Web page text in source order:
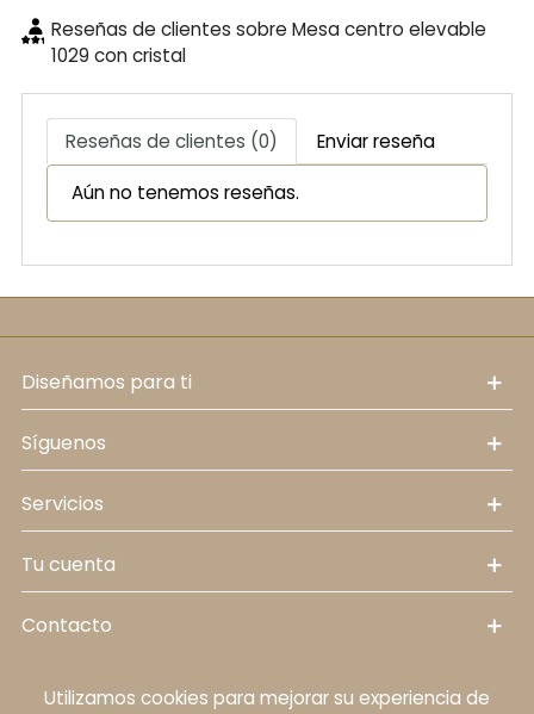
Reseñas de clientes sobre Mesa centro elevable
1029 con cristal
Reseñas de clientes (0) Enviar reseña
Aún no tenemos reseñas.
diseñamos para ti
síguenos
servicios
tu cuenta
contacto
Utilizamos cookies para mejorar su experiencia de